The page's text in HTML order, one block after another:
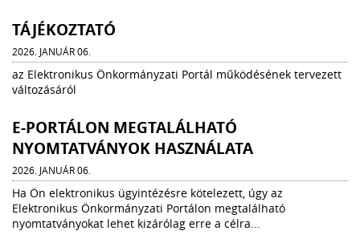
TÁJÉKOZTATÓ
2026. JANUÁR 06.
az Elektronikus Önkormányzati Portál működésének tervezett
változásáról
E-PORTÁLON MEGTALÁLHATÓ
NYOMTATVÁNYOK HASZNÁLATA
2026. JANUÁR 06.
Ha Ön elektronikus ügyintézésre kötelezett, úgy az
Elektronikus Önkormányzati Portálon megtalálható
nyomtatványokat lehet kizárólag erre a célra...